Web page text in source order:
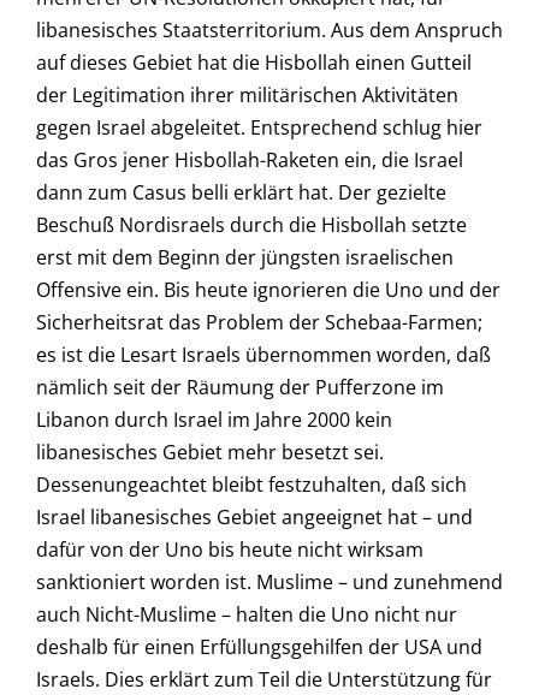
libanesisches Staatsterritorium. Aus dem Anspruch
auf dieses Gebiet hat die Hisbollah einen Gutteil
der Legitimation ihrer militärischen Aktivitäten
gegen Israel abgeleitet. Entsprechend schlug hier
das Gros jener Hisbollah-Raketen ein, die Israel
dann zum Casus belli erklärt hat. Der gezielte
Beschuß Nordisraels durch die Hisbollah setzte
erst mit dem Beginn der jüngsten israelischen
Offensive ein. Bis heute ignorieren die Uno und der
Sicherheitsrat das Problem der Schebaa-Farmen;
es ist die Lesart Israels übernommen worden, daß
nämlich seit der Räumung der Pufferzone im
Libanon durch Israel im Jahre 2000 kein
libanesisches Gebiet mehr besetzt sei.
Dessenungeachtet bleibt festzuhalten, daß sich
Israel libanesisches Gebiet angeeignet hat – und
dafür von der Uno bis heute nicht wirksam
sanktioniert worden ist. Muslime – und zunehmend
auch Nicht-Muslime – halten die Uno nicht nur
deshalb für einen Erfüllungsgehilfen der USA und
Israels. Dies erklärt zum Teil die Unterstützung für